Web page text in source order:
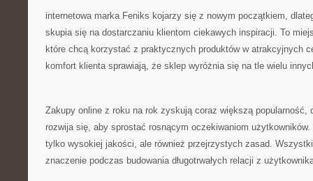
internetowa marka Feniks kojarzy się z nowym początkiem,
skupia się na dostarczaniu klientom ciekawych inspiracji. To
które chcą korzystać z praktycznych produktów w atrakcyjnych
komfort klienta sprawiają, że sklep wyróżnia się na tle wielu
Zakupy online z roku na rok zyskują coraz większą popularność,
rozwija się, aby sprostać rosnącym oczekiwaniom
tylko wysokiej jakości, ale również przejrzystych zasad.
znaczenie podczas budowania długotrwałych relacji z